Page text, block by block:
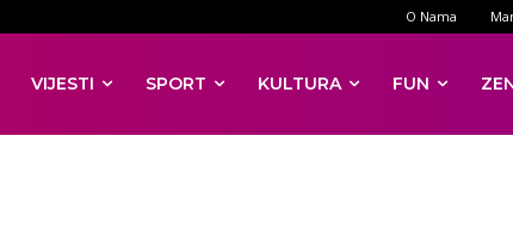
O Nama
VIJESTI SPORT KULTURA FUN